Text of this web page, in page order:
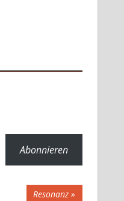
Abonnieren
Nächster
Resonanz